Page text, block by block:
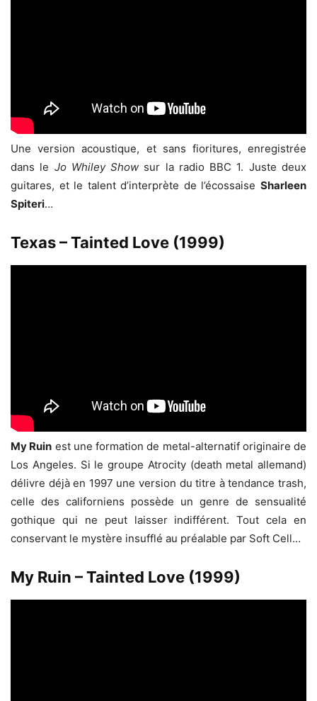
Une version acoustique, et sans fioritures, enregistrée
dans le Jo Whiley Show sur la radio BBC 1. Juste deux
guitares, et le talent d’interprète de l’écossaise Sharleen
Spiteri…
Texas – Tainted Love (1999)
My Ruin est une formation de metal-alternatif originaire de
Los Angeles. Si le groupe Atrocity (death metal allemand)
délivre déjà en 1997 une version du titre à tendance trash,
celle des californiens possède un genre de sensualité
gothique qui ne peut laisser indifférent. Tout cela en
conservant le mystère insufflé au préalable par Soft Cell…
My Ruin – Tainted Love (1999)